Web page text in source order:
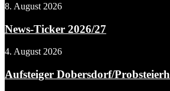
8. August 2026
News-Ticker 2026/27
4. August 2026
Aufsteiger Dobersdorf/